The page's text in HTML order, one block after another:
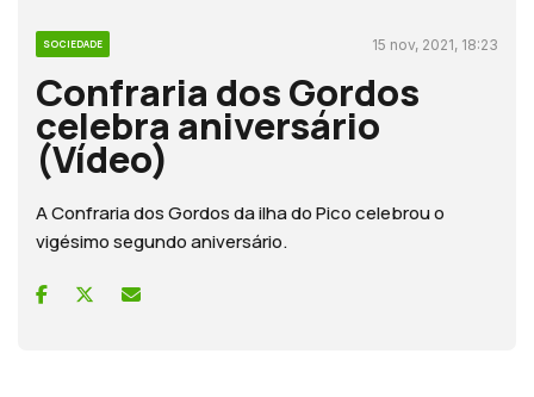
SOCIEDADE 15 nov, 2021, 18:23
Confraria dos Gordos
celebra aniversário
(Vídeo)
A Confraria dos Gordos da ilha do Pico celebrou o
vigésimo segundo aniversário.